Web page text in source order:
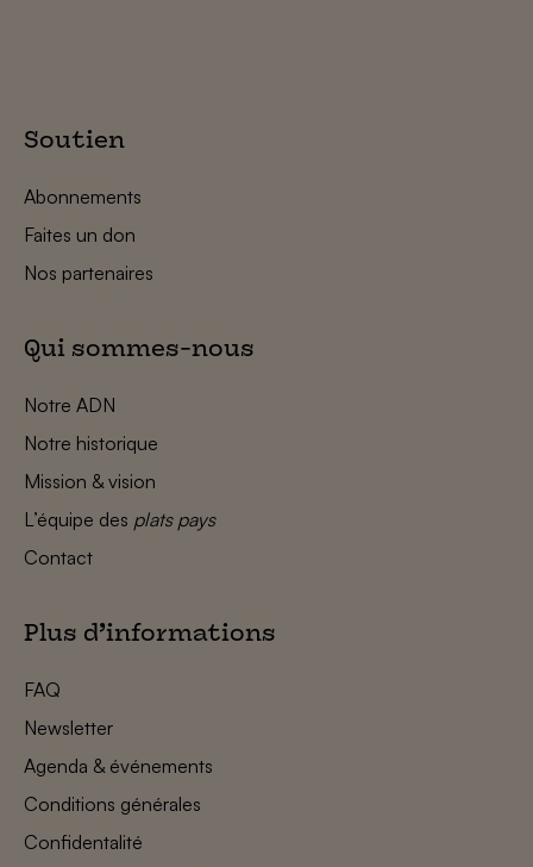
Soutien
Abonnements
Faites un don
Nos partenaires
Qui sommes-nous
Notre ADN
Notre historique
Mission & vision
L’équipe des plats pays
Contact
Plus d’informations
FAQ
Newsletter
Agenda & événements
Conditions générales
Confidentalité